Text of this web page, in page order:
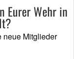
Eurer Wehr in
neue Mitglieder